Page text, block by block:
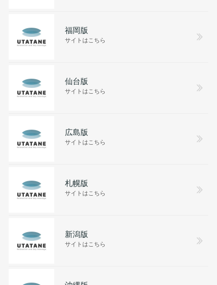
福岡版
サイトはこちら
仙台版
サイトはこちら
広島版
サイトはこちら
札幌版
サイトはこちら
新潟版
サイトはこちら